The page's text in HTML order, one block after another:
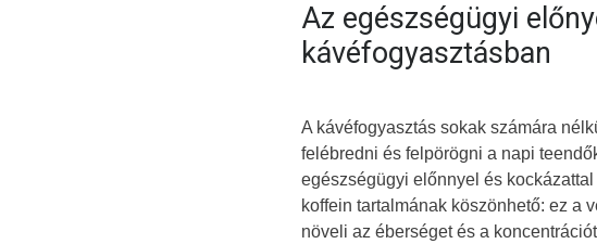
Az egészségügyi
kávéfogyasztásban
A kávéfogyasztás sokak számára
felébredni és felpörögni a napi
egészségügyi előnnyel és
koffein tartalmának köszönhető: ez a
növeli az éberséget és a